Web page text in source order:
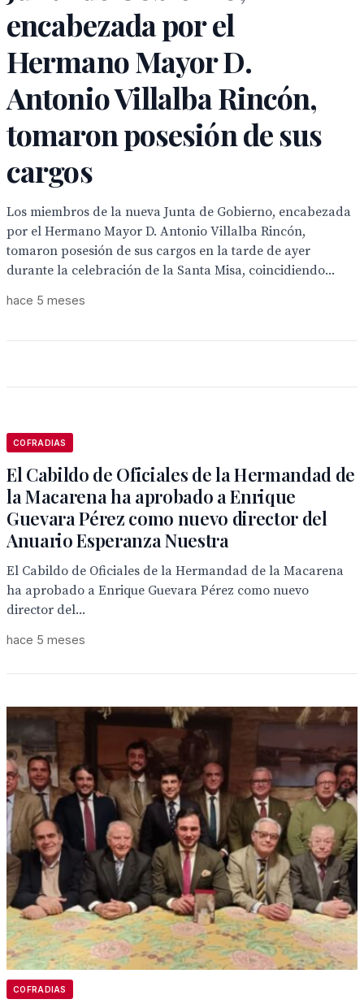
encabezada por el
Hermano Mayor D.
Antonio Villalba Rincón,
tomaron posesión de sus
cargos
Los miembros de la nueva Junta de Gobierno, encabezada
por el Hermano Mayor D. Antonio Villalba Rincón,
tomaron posesión de sus cargos en la tarde de ayer
durante la celebración de la Santa Misa, coincidiendo...
hace 5 meses
COFRADIAS
El Cabildo de Oficiales de la Hermandad de
la Macarena ha aprobado a Enrique
Guevara Pérez como nuevo director del
Anuario Esperanza Nuestra
El Cabildo de Oficiales de la Hermandad de la Macarena
ha aprobado a Enrique Guevara Pérez como nuevo
director del...
hace 5 meses
COFRADIAS